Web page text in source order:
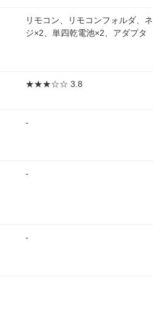
リモコン、リモコンフォルダ、ネ
ジ×2、単四乾電池×2、アダプタ
★★★☆☆ 3.8
-
-
-